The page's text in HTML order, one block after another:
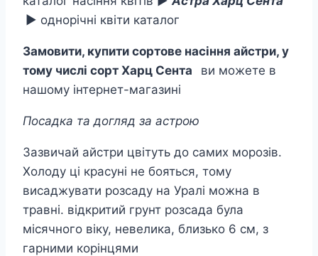
► однорічні квіти каталог
Замовити, купити сортове насіння айстри, у
тому числі сорт Харц Сента ви можете в
нашому інтернет-магазині
Посадка та догляд за астрою
Зазвичай айстри цвітуть до самих морозів.
Холоду ці красуні не бояться, тому
висаджувати розсаду на Уралі можна в
травні. відкритий грунт розсада була
місячного віку, невелика, близько 6 см, з
гарними корінцями